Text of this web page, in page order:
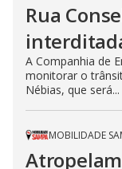
Rua
A Companhia de
monitorar o
Nébias, que será...
MOBILIDADE